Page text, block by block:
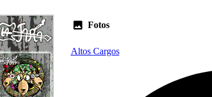
Fotos
Altos Cargos